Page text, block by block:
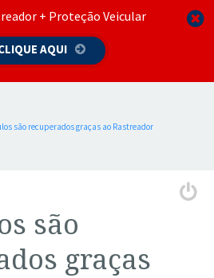
+ Proteção Veicular
AQUI
são recuperados graças ao Rastreador
são
graças